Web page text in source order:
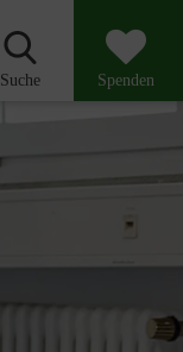
Suche Spenden